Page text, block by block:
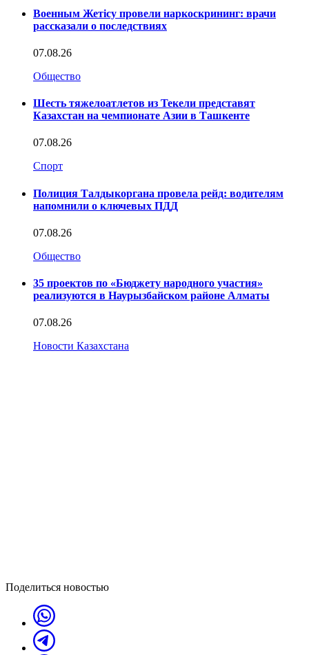
Военным Жетісу провели наркоскрининг: врачи
рассказали о последствиях
07.08.26
Общество
Шесть тяжелоатлетов из Текели представят
Казахстан на чемпионате Азии в Ташкенте
07.08.26
Спорт
Полиция Талдыкоргана провела рейд: водителям
напомнили о ключевых ПДД
07.08.26
Общество
35 проектов по «Бюджету народного участия»
реализуются в Наурызбайском районе Алматы
07.08.26
Новости Казахстана
Поделиться новостью